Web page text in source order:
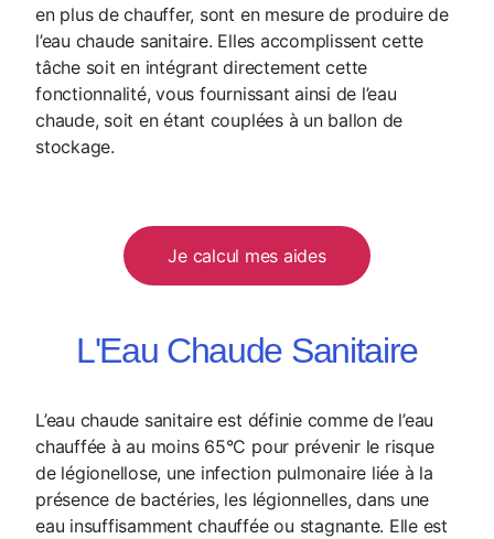
en plus de chauffer, sont en mesure de produire de
l’eau chaude sanitaire. Elles accomplissent cette
tâche soit en intégrant directement cette
fonctionnalité, vous fournissant ainsi de l’eau
chaude, soit en étant couplées à un ballon de
stockage.
Je calcul mes aides
L'Eau Chaude Sanitaire
L’eau chaude sanitaire est définie comme de l’eau
chauffée à au moins 65°C pour prévenir le risque
de légionellose, une infection pulmonaire liée à la
présence de bactéries, les légionnelles, dans une
eau insuffisamment chauffée ou stagnante. Elle est